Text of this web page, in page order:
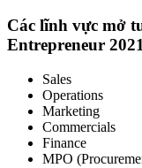
Các lĩnh vực mở
Entrepreneur 2021
Sales
Operations
Marketing
Commercials
Finance
MPO